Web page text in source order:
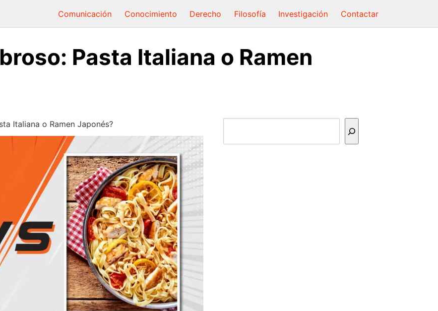
Comunicación Conocimiento Derecho Filosofía Investigación Contactar
Pasta Italiana o Ramen
Italiana o Ramen Japonés?